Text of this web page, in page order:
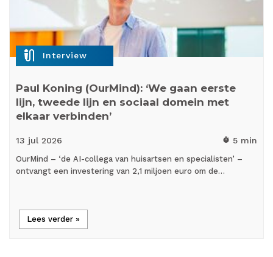
mic_external_on Interview
Paul Koning (OurMind): ‘We gaan eerste
lijn, tweede lijn en sociaal domein met
elkaar verbinden’
13 jul 2026 timer 5 min
OurMind – ‘de AI-collega van huisartsen en specialisten’ –
ontvangt een investering van 2,1 miljoen euro om de…
Lees verder »